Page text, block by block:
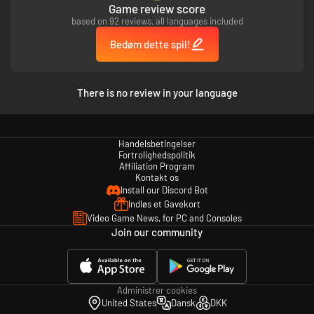
Game review score
based on 92 reviews, all languages included
Bedøm dette spil!
There is no review in your language
Handelsbetingelser
Fortrolighedspolitik
Affiliation Program
Kontakt os
Install our Discord Bot
Indløs et Gavekort
Video Game News, for PC and Consoles
Join our community
Administrer cookies
United States
Dansk DKK